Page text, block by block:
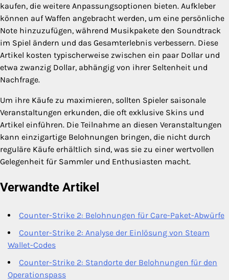
kaufen, die weitere Anpassungsoptionen bieten. Aufkleber
können auf Waffen angebracht werden, um eine persönliche
Note hinzuzufügen, während Musikpakete den Soundtrack
im Spiel ändern und das Gesamterlebnis verbessern. Diese
Artikel kosten typischerweise zwischen ein paar Dollar und
etwa zwanzig Dollar, abhängig von ihrer Seltenheit und
Nachfrage.
Um ihre Käufe zu maximieren, sollten Spieler saisonale
Veranstaltungen erkunden, die oft exklusive Skins und
Artikel einführen. Die Teilnahme an diesen Veranstaltungen
kann einzigartige Belohnungen bringen, die nicht durch
reguläre Käufe erhältlich sind, was sie zu einer wertvollen
Gelegenheit für Sammler und Enthusiasten macht.
Verwandte Artikel
Counter-Strike 2: Belohnungen für Care-Paket-Abwürfe
Counter-Strike 2: Analyse der Einlösung von Steam
Wallet-Codes
Counter-Strike 2: Standorte der Belohnungen für den
Operationspass